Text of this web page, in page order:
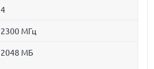
4
2300 МГц
2048 МБ